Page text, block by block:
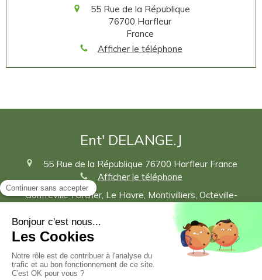
55 Rue de la République
76700 Harfleur
France
Afficher le téléphone
Ent' DELANGE.J
55 Rue de la République 76700 Harfleur France
Afficher le téléphone
Gonfreville-l'Orcher, Le Havre, Montivilliers, Octeville-
sur-Mer, Sainte-Adresse, Honfleur, Trouville-sur-Mer,
Équeurdreville-Hainneville, Beuzeville, Bolbec, Pont-
l'Évêque, Lillebonne
Plan du site